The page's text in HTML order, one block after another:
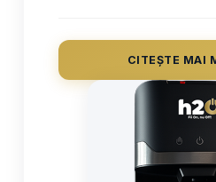
oferită gratuit în
bun mod în care poți
corespunzătoare, fără
niciun fel sănătatea, este
dozator de apă cu
CITEȘTE MAI